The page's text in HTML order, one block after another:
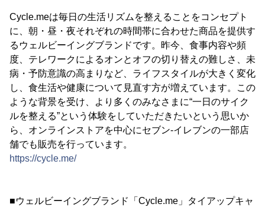
Cycle.meは毎日の生活リズムを整えることをコンセプト
に、朝・昼・夜それぞれの時間帯に合わせた商品を提供す
るウェルビーイングブランドです。昨今、食事内容や頻
度、テレワークによるオンとオフの切り替えの難しさ、未
病・予防意識の高まりなど、ライフスタイルが大きく変化
し、食生活や健康について見直す方が増えています。この
ような背景を受け、より多くのみなさまに“一日のサイク
ルを整える”という体験をしていただきたいという思いか
ら、オンラインストアを中心にセブン-イレブンの一部店
舗でも販売を行っています。
https://cycle.me/
■ウェルビーイングブランド「Cycle.me」タイアップキャ